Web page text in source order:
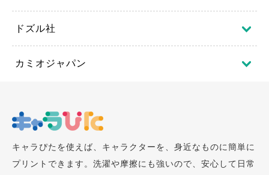
ドズル社
カミオジャパン
キャラぴたを使えば、キャラクターを、身近なものに簡単に
プリントできます。洗濯や摩擦にも強いので、安心して日常